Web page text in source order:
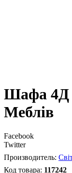
Шафа 4Д
Меблів
Facebook
Twitter
117242